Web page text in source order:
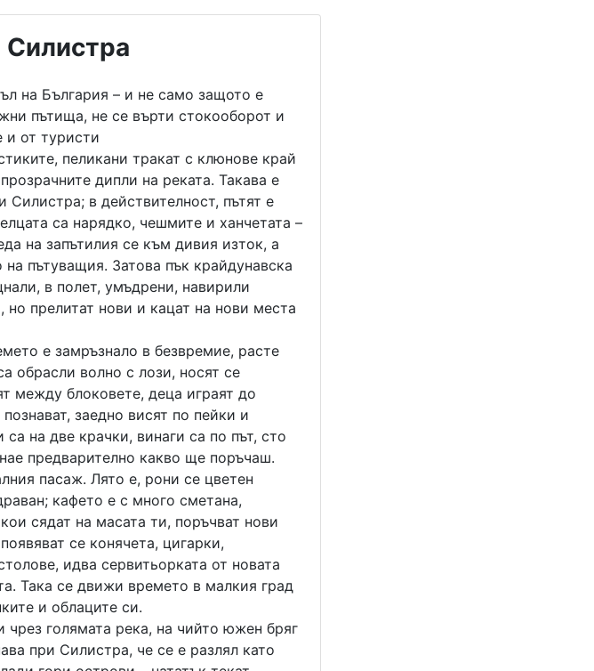
Силистра
на България – и не само защото е
пътища, не се върти стокооборот и
и от туристи
пеликани тракат с клюнове край
дипли на реката. Такава е
Силистра; в действителност, пътят е
са нарядко, чешмите и ханчетата –
на запътилия се към дивия изток, а
пътуващия. Затова пък крайдунавска
в полет, умъдрени, навирили
но прелитат нови и кацат на нови места
е замръзнало в безвремие, расте
обрасли волно с лози, носят се
между блоковете, деца играят до
заедно висят по пейки и
на две крачки, винаги са по път, сто
предварително какво ще поръчаш.
пасаж. Лято е, рони се цветен
кафето е с много сметана,
сядат на масата ти, поръчват нови
се конячета, цигарки,
идва сервитьорката от новата
Така се движи времето в малкия град
и облаците си.
голямата река, на чийто южен бряг
при Силистра, че се е разлял като